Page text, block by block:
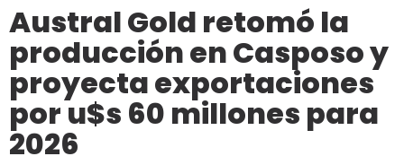
Austral Gold retomó la
producción en Casposo y
proyecta exportaciones
por u$s 60 millones para
2026